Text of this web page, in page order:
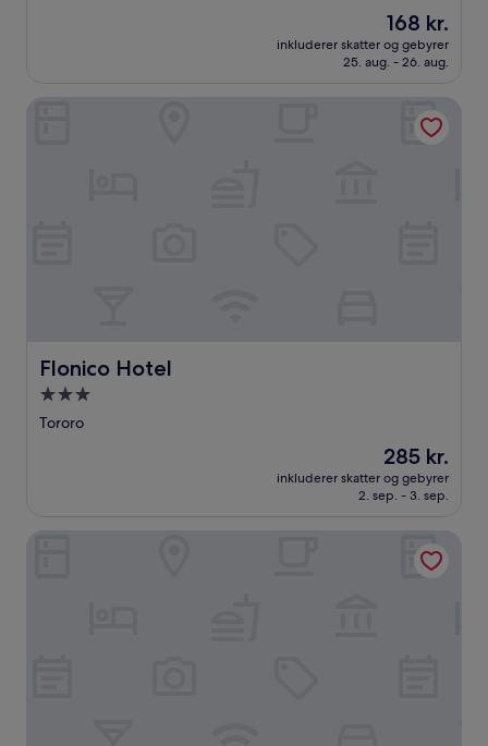
anmeldelser)
Prisen
er
168 kr.
168 kr.
inkluderer skatter og gebyrer
25. aug. - 26. aug.
Flonico Hotel
Flonico Hotel
3.0-
stjernet
Tororo
Prisen
er
285 kr.
285 kr.
inkluderer skatter og gebyrer
2. sep. - 3. sep.